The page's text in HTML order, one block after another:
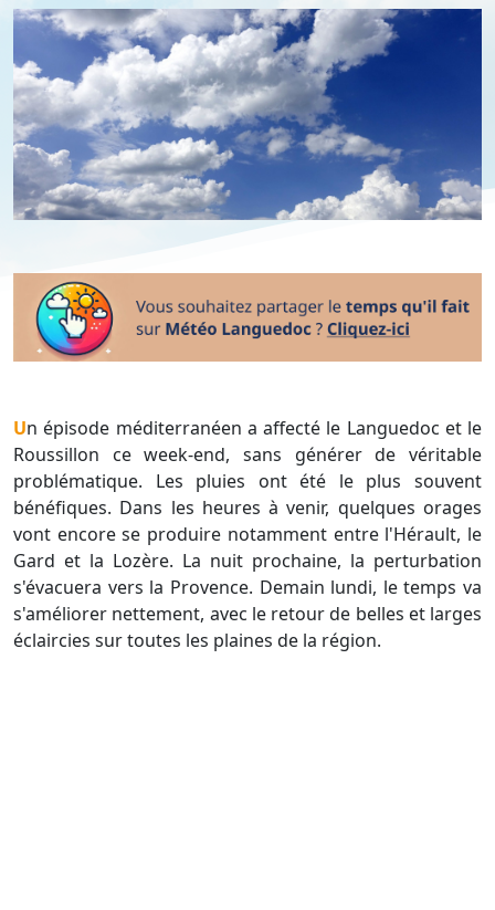
Un épisode méditerranéen a affecté le Languedoc et le
Roussillon ce week-end, sans générer de véritable
problématique. Les pluies ont été le plus souvent
bénéfiques. Dans les heures à venir, quelques orages
vont encore se produire notamment entre l'Hérault, le
Gard et la Lozère. La nuit prochaine, la perturbation
s'évacuera vers la Provence. Demain lundi, le temps va
s'améliorer nettement, avec le retour de belles et larges
éclaircies sur toutes les plaines de la région.